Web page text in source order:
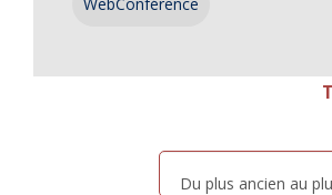
Du plus ancien au